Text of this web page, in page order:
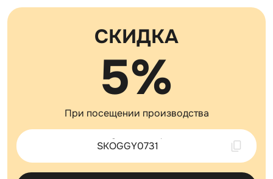
СКИДКА
5%
При посещении производства
Скопировано !